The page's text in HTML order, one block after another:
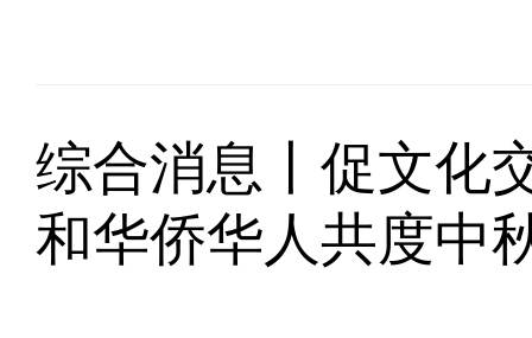
综合消息丨促文
和华侨华人共度中